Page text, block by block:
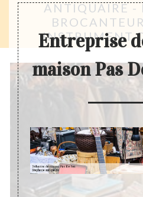
ANTIQUAIRE -
INSTRUMENT
Entreprise
maison Pas